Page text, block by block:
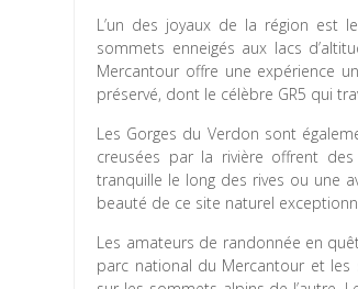
L’un des joyaux de la région est
sommets enneigés aux lacs
Mercantour offre une expérience
préservé, dont le célèbre GR5 qui
Les Gorges du Verdon sont
creusées par la rivière offrent
tranquille le long des rives ou une
beauté de ce site naturel
Les amateurs de randonnée en
parc national du Mercantour et les